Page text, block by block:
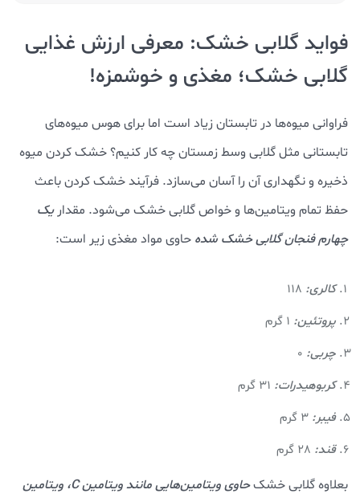
فواید گلابی خشک: معرفی ارزش غذایی
گلابی خشک؛ مغذی و خوشمزه!
فراوانی میوه‌ها در تابستان زیاد است اما برای هوس میوه‌های
تابستانی مثل گلابی وسط زمستان چه کار کنیم؟ خشک کردن میوه
ذخیره و نگهداری آن را آسان می‌سازد. فرآیند خشک کردن باعث
حفظ تمام ویتامین‌ها و خواص گلابی خشک می‌شود. مقدار یک
چهارم فنجان گلابی خشک شده حاوی مواد مغذی زیر است:
کالری:
پروتئین:
چربی:
کربوهیدرات:
فیبر:
قند:
بعلاوه گلابی خشک
حاوی ویتامین‌هایی مانند ویتامین C، ویتامین